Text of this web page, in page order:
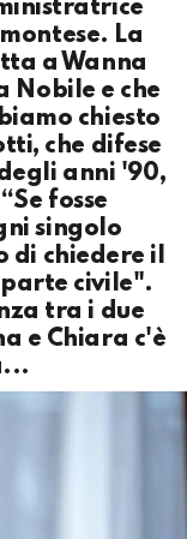
La
a Wanna
Nobile e che
chiesto
che difese
anni '90,
fosse
singolo
di chiedere il
civile".
tra i due
e Chiara c'è